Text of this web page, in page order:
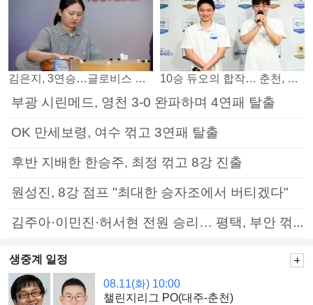
김은지, 3연승…글로비스 챔프 김승구도 넘었다 10승 듀오의 합작… 춘천, 소소회 꺾고 PO 진출
부광 시린메드, 영천 3-0 완파하며 4연패 탈출
OK 만세보령, 여수 꺾고 3연패 탈출
후반 지배한 한승주, 최정 꺾고 8강 진출
원성진, 8강 점프 "최대한 승자조에서 버티겠다"
김주아·이민진·허서현 전원 승리… 평택, 부안 꺾고 5연승
생중계 일정
08.11(화) 10:00
챌린지리그 PO(대주-춘천)